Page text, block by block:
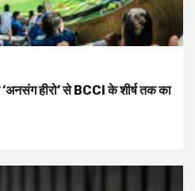
हीरो’ से BCCI के शीर्ष तक का